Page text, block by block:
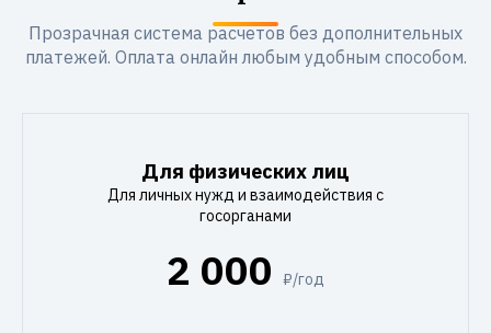
Прозрачная система расчетов без дополнительных
платежей. Оплата онлайн любым удобным способом.
Для физических лиц
Для личных нужд и взаимодействия с
госорганами
2 000 ₽/год